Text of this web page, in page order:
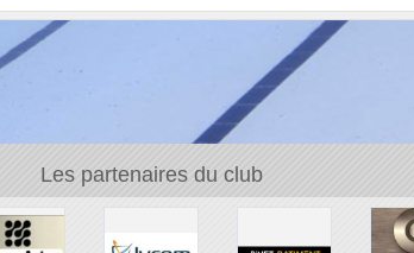
Les partenaires du club